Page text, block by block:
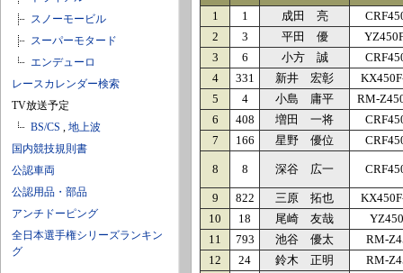
スノーモービル
スーパーモタード
エンデューロ
レースカレンダー検索
TV放送予定
BS/CS , 地上波
国内競技規則書
公認車両
公認用品・部品
アンチドーピング
全日本選手権シリーズランキン
グ
1
1 成田 亮
2
3 平田 優
3
6 小方 誠
4
331 新井 宏彰
5
4 小島 庸平
RM-
6
408 増田 一将
7
166 星野 優位
8 8 深谷 広一
9 822 三原 拓也
10
18 尾崎 友哉
11
793 池谷 優太
RM-
12
24 鈴木 正明
RM-